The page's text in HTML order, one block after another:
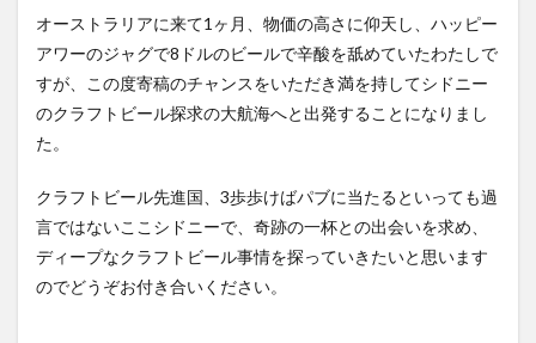
オーストラリアに来て1ヶ月、物価の高さに仰天し、ハッピー
アワーのジャグで8ドルのビールで辛酸を舐めていたわたしで
すが、この度寄稿のチャンスをいただき満を持してシドニー
のクラフトビール探求の大航海へと出発することになりまし
た。
クラフトビール先進国、3歩歩けばパブに当たるといっても過
言ではないここシドニーで、奇跡の一杯との出会いを求め、
ディープなクラフトビール事情を探っていきたいと思います
のでどうぞお付き合いください。